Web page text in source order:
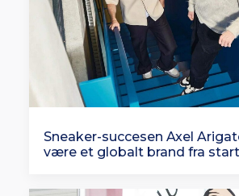
Sneaker-succesen Axel
være et globalt brand fra